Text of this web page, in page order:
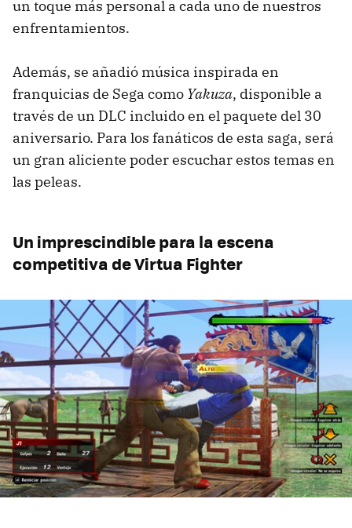
un toque más personal a cada uno de nuestros
enfrentamientos.
Además, se añadió música inspirada en
franquicias de Sega como Yakuza, disponible a
través de un DLC incluido en el paquete del 30
aniversario. Para los fanáticos de esta saga, será
un gran aliciente poder escuchar estos temas en
las peleas.
Un imprescindible para la escena
competitiva de Virtua Fighter